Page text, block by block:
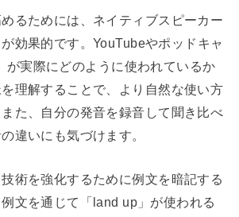
るためには、ネイティブスピーカー
効果的です。YouTubeやポッドキャ
が実際にどのように使われているか
理解することで、より自然な使い方
た、自分の発音を録音して聞き比べ
違いにも気づけます。
術を強化するために例文を暗記する
文を通じて「land up」が使われる